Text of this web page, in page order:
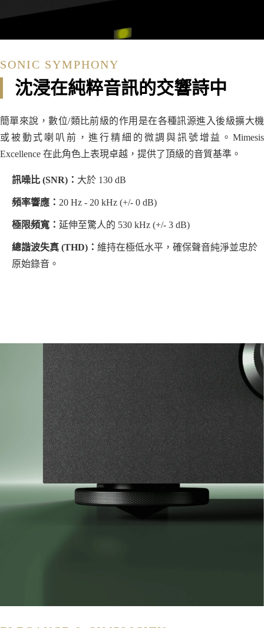
SONIC SYMPHONY
沈浸在純粹音訊的交響詩中
簡單來說，數位/類比前級的作用是在各種訊源進入後級擴大機
或被動式喇叭前，進行精細的微調與訊號增益。Mimesis
Excellence 在此角色上表現卓越，提供了頂級的音質基準。
訊噪比 (SNR)： 大於 130 dB
頻率響應： 20 Hz - 20 kHz (+/- 0 dB)
極限頻寬： 延伸至驚人的 530 kHz (+/- 3 dB)
總諧波失真 (THD)： 維持在極低水平，確保聲音純淨並忠於
原始錄音。